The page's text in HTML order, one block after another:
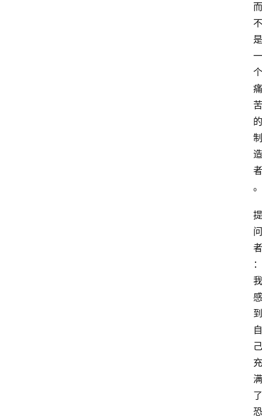
而
不
是
一
个
痛
苦
的
制
造
者
。
提
问
者
：
我
感
到
自
己
充
满
了
恐